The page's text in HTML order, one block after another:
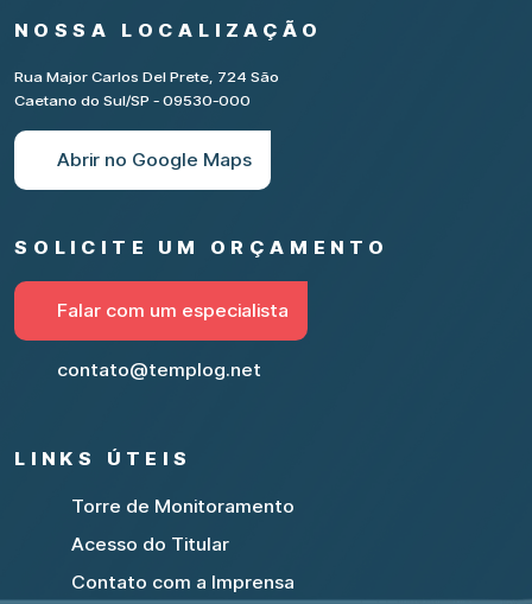
NOSSA LOCALIZAÇÃO
Rua Major Carlos Del Prete, 724 São
Caetano do Sul/SP - 09530-000
Abrir no Google Maps
SOLICITE UM ORÇAMENTO
Falar com um especialista
contato@templog.net
LINKS ÚTEIS
Torre de Monitoramento
Acesso do Titular
Contato com a Imprensa